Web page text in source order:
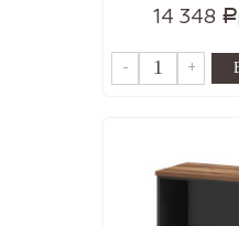
14 348 Р
- +